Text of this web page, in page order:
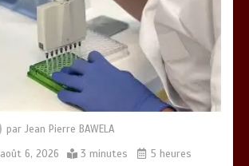
28 NOUVEAUX
MAGISTRATS
NOMMES : Vers une
justice plus rapide,
plus performante et
plus proche du
citoyen
par Jean Pierre BAWELA
août 6, 2026
3 minutes 5 heures